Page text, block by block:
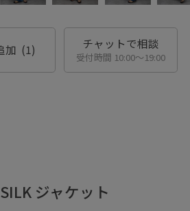
加 (1) チャットで相談
受付時間 10:00〜19:00
ジャケット